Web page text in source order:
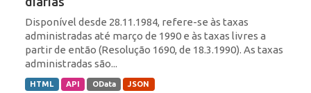
Disponível desde 28.11.1984, refere-se às taxas
administradas até março de 1990 e às taxas livres a
partir de então (Resolução 1690, de 18.3.1990). As taxas
administradas são...
HTML API OData JSON